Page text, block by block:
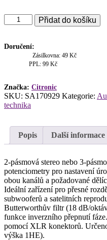
Citronic
CX23
výhybka
Přidat do košíku
Doručení:
Zásilkovna: 49 Kč
PPL: 99 Kč
Značka: Citronic
SKU: SA170929 Kategorie:
technika
Popis Další informace
2-pásmová stereo nebo 3-
potenciometry pro nastavení
obou kanálů a požadované
Ideální zařízení pro přesné
subwooferů a satelitních
Butterworthův filtr (18 dB/
funkce inverzního přepnutí
pomocí XLR konektorů.
výška 1HE).